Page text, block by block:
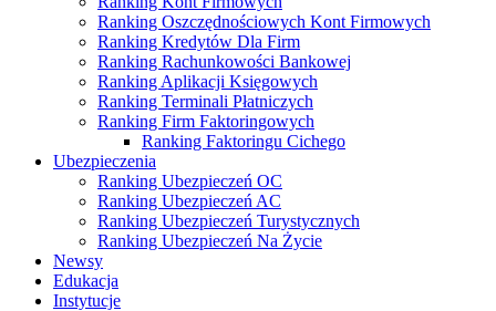
Ranking Oszczędnościowych Kont Firmowych
Ranking Kredytów Dla Firm
Ranking Rachunkowości Bankowej
Ranking Aplikacji Księgowych
Ranking Terminali Płatniczych
Ranking Firm Faktoringowych
Ranking Faktoringu Cichego
Ubezpieczenia
Ranking Ubezpieczeń OC
Ranking Ubezpieczeń AC
Ranking Ubezpieczeń Turystycznych
Ranking Ubezpieczeń Na Życie
Newsy
Edukacja
Instytucje